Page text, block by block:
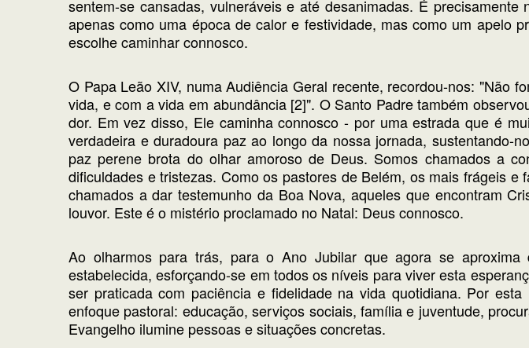
sentem-se cansadas, vulneráveis e até desanimadas. É
apenas como uma época de calor e festividade, mas como um apelo
escolhe caminhar connosco.
O Papa Leão XIV, numa Audiência Geral recente, recordou-nos: "Não
vida, e com a vida em abundância [2]". O Santo Padre também
dor. Em vez disso, Ele caminha connosco - por uma estrada que é
verdadeira e duradoura paz ao longo da nossa jornada, sustentando-
paz perene brota do olhar amoroso de Deus. Somos chamados a
dificuldades e tristezas. Como os pastores de Belém, os mais frágeis
chamados a dar testemunho da Boa Nova, aqueles que encontram
louvor. Este é o mistério proclamado no Natal: Deus connosco.
Ao olharmos para trás, para o Ano Jubilar que agora se
estabelecida, esforçando-se em todos os níveis para viver esta
ser praticada com paciência e fidelidade na vida quotidiana. Por
enfoque pastoral: educação, serviços sociais, família e juventude,
Evangelho ilumine pessoas e situações concretas.